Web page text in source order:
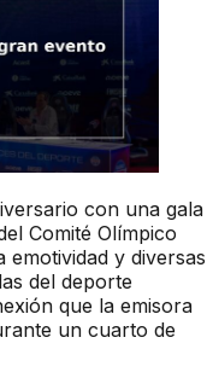
con una gala
Comité Olímpico
emotividad y diversas
del deporte
que la emisora
un cuarto de